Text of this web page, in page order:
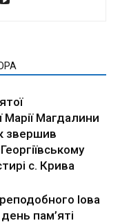
Марії Магдалини
звершив
с. Крива
Іова
пам’яті